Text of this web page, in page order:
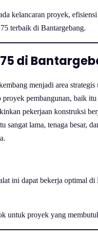
kelancaran proyek,
terbaik di Bantargebang.
di
menjadi area
pembangunan, baik
pekerjaan konstruksi
sangat lama, tenaga
ini dapat bekerja optimal
untuk proyek yang